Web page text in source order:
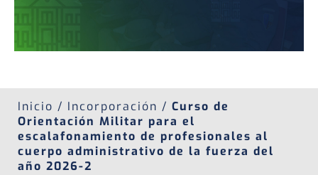
Inicio / Incorporación / Curso de
Orientación Militar para el
escalafonamiento de profesionales al
cuerpo administrativo de la fuerza del
año 2026-2